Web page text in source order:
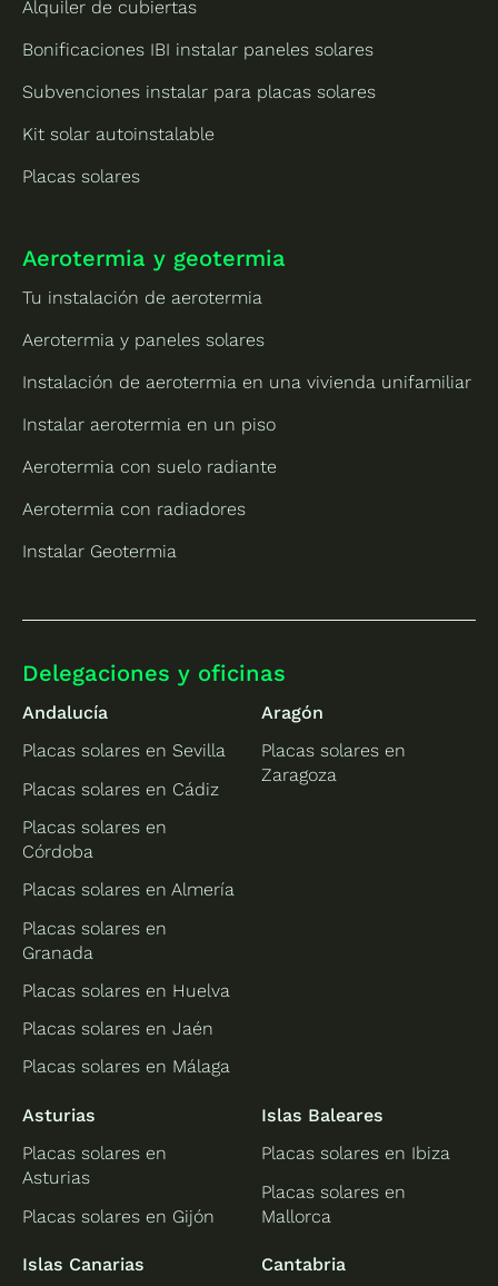
Alquiler de cubiertas
Bonificaciones IBI instalar paneles solares
Subvenciones instalar para placas solares
Kit solar autoinstalable
Placas solares
Aerotermia y geotermia
Tu instalación de aerotermia
Aerotermia y paneles solares
Instalación de aerotermia en una vivienda unifamiliar
Instalar aerotermia en un piso
Aerotermia con suelo radiante
Aerotermia con radiadores
Instalar Geotermia
Delegaciones y oficinas
Andalucía
Placas solares en Sevilla
Placas solares en Cádiz
Placas solares en
Córdoba
Placas solares en Almería
Placas solares en
Granada
Placas solares en Huelva
Placas solares en Jaén
Placas solares en Málaga
Aragón
Placas solares en
Zaragoza
Asturias
Placas solares en
Asturias
Placas solares en Gijón
Islas Baleares
Placas solares en Ibiza
Placas solares en
Mallorca
Islas Canarias
Cantabria